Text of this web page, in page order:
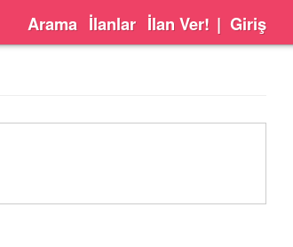
Arama İlanlar İlan Ver! | Giriş